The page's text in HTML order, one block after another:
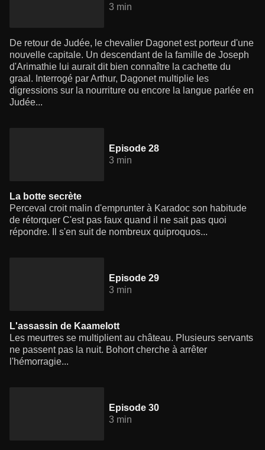
3 min
De retour de Judée, le chevalier Dagonet est porteur d'une
nouvelle capitale. Un descendant de la famille de Joseph
d'Arimathie lui aurait dit bien connaître la cachette du
graal. Interrogé par Arthur, Dagonet multiplie les
digressions sur la nourriture ou encore la langue parlée en
Judée...
Episode 28
3 min
La botte secrète
Perceval croit malin d'emprunter à Karadoc son habitude
de rétorquer C'est pas faux quand il ne sait pas quoi
répondre. Il s'en suit de nombreux quiproquos...
Episode 29
3 min
L'assassin de Kaamelott
Les meurtres se multiplient au château. Plusieurs servants
ne passent pas la nuit. Bohort cherche à arrêter
l'hémorragie...
Episode 30
3 min